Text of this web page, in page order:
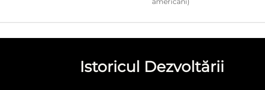
Istoricul Dezvoltării